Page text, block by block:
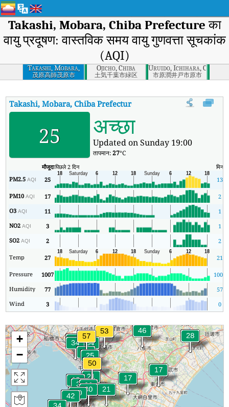
Takashi, Mobara, Chiba Prefecture का
वायु प्रदूषण: वास्तविक समय वायु गुणवत्ता सूचकांक
(AQI)
Takashi, Mobara,
Chiba Prefecture
茂原高師茂原市
Ojicho, Chiba
土気千葉市緑区
Uruido, Ichihara, Chiba
市原潤井戸市原市
Takashi, Mobara, Chiba Prefecture Takashi, Mobara,
25 अच्छा
Updated on Sunday 19:00
तापमान:27°C
मौजूदापिछले 2 दिन मिन
PM2.5AQI 25 13
PM10AQI 17
2
O3AQI 11
1
NO2AQI 3
1
SO2AQI 2 2
Temp 27 21
Pressure 1007 1006
Humidity
77
57
Wind
3 0
+
−